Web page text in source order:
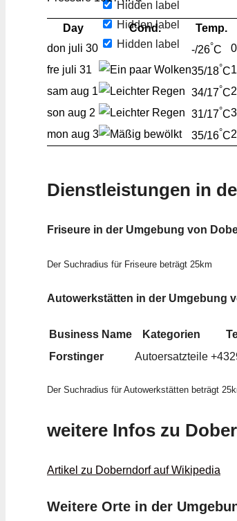
Hidden label
Hidden label
Hidden label
Day Cond. Temp.
don juli 30 -/26°C
fre juli 31 35/18°C
sam aug 1 34/17°C
son aug 2 31/17°C
mon aug 3 35/16°C
Dienstleistungen in
Friseure in der Umgebung von
Der Suchradius für Friseure beträgt 25km
Autowerkstätten in der Umgebung
Business Name Kategorien
Forstinger
Autoersatzteile
Der Suchradius für Autowerkstätten beträgt
weitere Infos zu
Artikel zu Doberndorf auf Wikipedia
Weitere Orte in der